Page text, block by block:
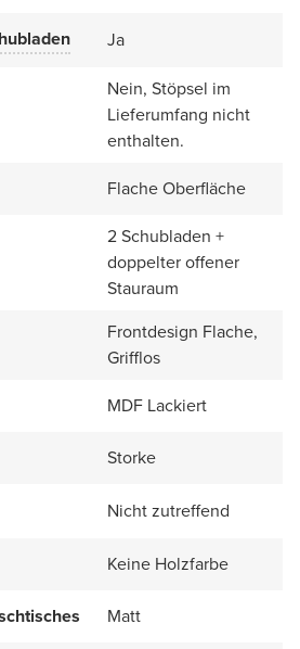
Ja
Nein, Stöpsel im
Lieferumfang nicht
enthalten.
Flache Oberfläche
2 Schubladen +
doppelter offener
Stauraum
Frontdesign Flache,
Grifflos
MDF Lackiert
Storke
Nicht zutreffend
Keine Holzfarbe
Matt